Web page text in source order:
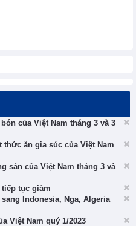
của Việt Nam tháng 3 và 3
thức ăn gia súc của Việt Nam
sản của Việt Nam tháng 3 và
tục giảm
Indonesia, Nga, Algeria
Việt Nam quý 1/2023